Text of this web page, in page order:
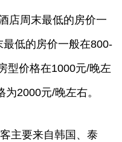
周末最低的房价一
低的房价一般在800-
型价格在1000元/晚左
2000元/晚左右。
主要来自韩国、泰